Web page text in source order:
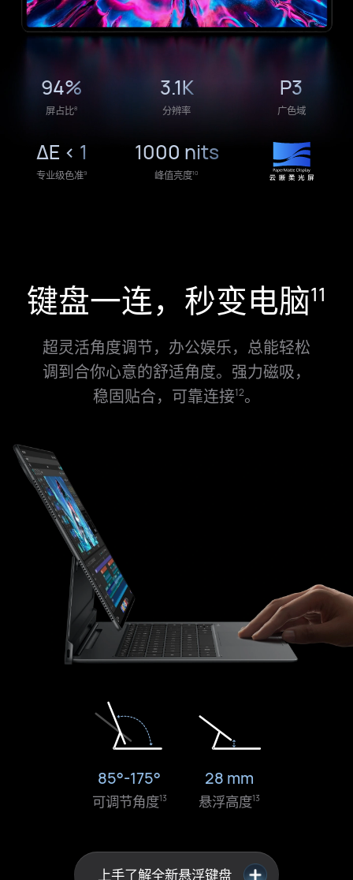
94%
屏占比8
3.1K
分辨率
P3
广色域
ΔE < 1
专业级色准9
1000 nits
峰值亮度10
键盘一连，秒变电脑11
超灵活角度调节，办公娱乐，总能轻松
调到合你心意的舒适角度。强力磁吸，
稳固贴合，可靠连接12。
85°-175°
可调节角度13
28 mm
悬浮高度13
上手了解全新悬浮键盘